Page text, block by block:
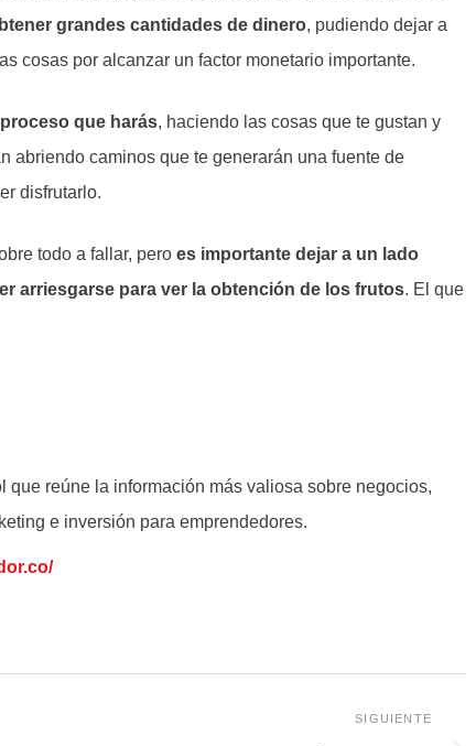
grandes cantidades de dinero, pudiendo dejar a
cosas por alcanzar un factor monetario importante.
que harás, haciendo las cosas que te gustan y
abriendo caminos que te generarán una fuente de
disfrutarlo.
todo a fallar, pero es importante dejar a un lado
arriesgarse para ver la obtención de los frutos. El que
que reúne la información más valiosa sobre negocios,
e inversión para emprendedores.